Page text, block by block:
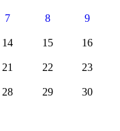
7 8 9
14 15 16
21 22 23
28 29 30